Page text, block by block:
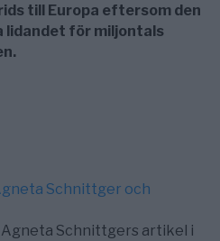
till Europa eftersom den
lidandet för miljontals
Schnittger och
Agneta Schnittgers artikel i